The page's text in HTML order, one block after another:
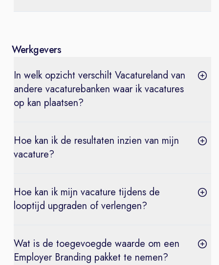
Werkgevers
In welk opzicht verschilt Vacatureland van
andere vacaturebanken waar ik vacatures
op kan plaatsen?
Hoe kan ik de resultaten inzien van mijn
vacature?
Hoe kan ik mijn vacature tijdens de
looptijd upgraden of verlengen?
Wat is de toegevoegde waarde om een
Employer Branding pakket te nemen?